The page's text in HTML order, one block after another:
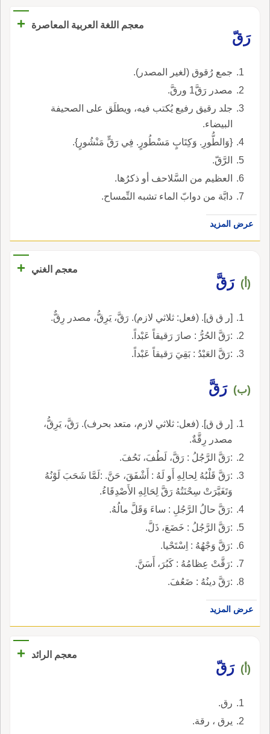
معجم اللغة العربية المعاصرة
+
رَقّ
جمع رُقوق (لغير المصدر).
مصدر رَقَّ1 ورقَّ.
جلد رقيق رفيع يُكتب فيه، ويطلَق على الصحيفة
البيضاء.
{وَالطُّورِ. وَكِتَابٍ مَسْطُورٍ. فِي رَقٍّ مَنْشُورٍ}.
الرَّقّ.
العظيم من السَّلاحف أو ذكرُها.
دابَّة من دوابّ الماء تشبه التِّمساح.
عرض المزيد
معجم الغني +
(أ) رَقَّ
[ر ق ق]. (فعل: ثلاثي لازم). رَقَّ، يَرِقُّ، مصدر رِقٌّ.
:رَقَّ الحُرُّ : صارَ رَقيقاً عَبْداً.
:رَقَّ العَبْدُ : بَقِيَ رَقيقاً عَبْداً.
(ب) رَقَّ
[ر ق ق]. (فعل: ثلاثي لازم، متعد بحرف). رَقَّ، يَرِقُّ،
مصدر رِقَّةٌ.
:رَقَّ الرَّجُلُ : رَقَّ، لَطُفَ، نَحُفَ.
:رَقَّ قَلْبُهُ لِحالِهِ أَو لَهُ : أَشْفَقَ، حَنَّ. :لَمَّا شَحَبَ لَوْنُهُ
وَتَغَيَّرَتْ سِحْنَتُهُ رَقَّ لِحَالِهِ الأَصْدِقَاءُ.
:رَقَّ حالُ الرَّجُلِ : ساءَ وَقَلَّ مالُهُ.
:رَقَّ الرَّجُلُ : خَضَعَ، ذَلَّ.
:رَقَّ وَجْهُهُ : اِسْتَحْيا.
:رَقَّتْ عِظامُهُ : كَبُرَ، أَسَنَّ.
:رَقَّ دينُهُ : ضَعُفَ.
عرض المزيد
معجم الرائد +
(أ) رَقّ
رق.
يرق ، رقة.